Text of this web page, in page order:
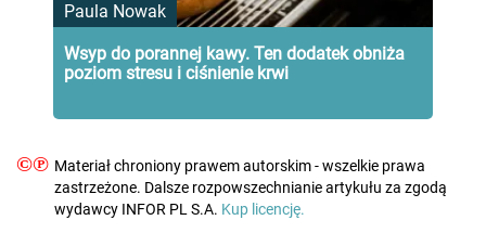
Paula Nowak
Wsyp do porannej kawy. Ten dodatek obniża
poziom stresu i ciśnienie krwi
©℗ Materiał chroniony prawem autorskim - wszelkie prawa
zastrzeżone. Dalsze rozpowszechnianie artykułu za zgodą
wydawcy INFOR PL S.A. Kup licencję.